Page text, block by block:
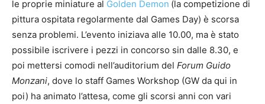
le proprie miniature al Golden Demon (la competizione di
pittura ospitata regolarmente dal Games Day) è scorsa
senza problemi. L’evento iniziava alle 10.00, ma è stato
possibile iscrivere i pezzi in concorso sin dalle 8.30, e
poi mettersi comodi nell’auditorium del Forum Guido
Monzani, dove lo staff Games Workshop (GW da qui in
poi) ha animato l’attesa, come gli scorsi anni con vari